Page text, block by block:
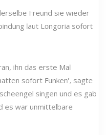
Freund sie wieder
laut Longoria sofort
ihn das erste Mal
sofort Funken', sagte
singen und es gab
es war unmittelbare